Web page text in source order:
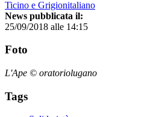
Ticino e Grigionitaliano
News pubblicata il:
25/09/2018 alle 14:15
Foto
L'Ape © oratoriolugano
Tags